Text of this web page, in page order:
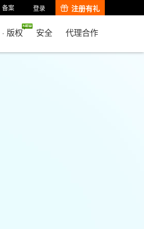
备案 登录 注册有礼
· 版权 安全 代理合作